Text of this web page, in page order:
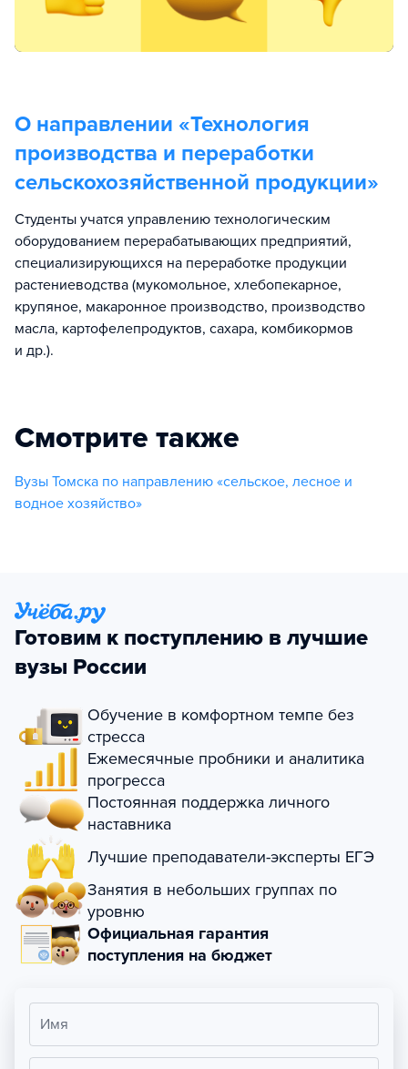
О направлении «Технология
производства и переработки
сельскохозяйственной продукции»
Cтуденты учатся управлению технологическим
оборудованием перерабатывающих предприятий,
специализирующихся на переработке продукции
растениеводства (мукомольное, хлебопекарное,
крупяное, макаронное производство, производство
масла, картофелепродуктов, сахара, комбикормов
и др.).
Смотрите также
Вузы Томска по направлению «сельское, лесное и
водное хозяйство»
Готовим к поступлению в лучшие
вузы России
Обучение в комфортном темпе без
стресса
Ежемесячные пробники и аналитика
прогресса
Постоянная поддержка личного
наставника
Лучшие преподаватели-эксперты ЕГЭ
Занятия в небольших группах по
уровню
Официальная гарантия
поступления на бюджет
Имя